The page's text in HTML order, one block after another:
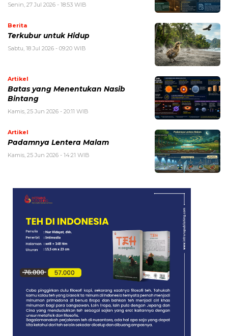
Senin, 27 Jul 2026 - 18:53 WIB
Berita
Terkubur untuk Hidup
Sabtu, 18 Jul 2026 - 09:20 WIB
Artikel
Batas yang Menentukan Nasib
Bintang
Kamis, 25 Jun 2026 - 20:11 WIB
Artikel
Padamnya Lentera Malam
Kamis, 25 Jun 2026 - 14:21 WIB